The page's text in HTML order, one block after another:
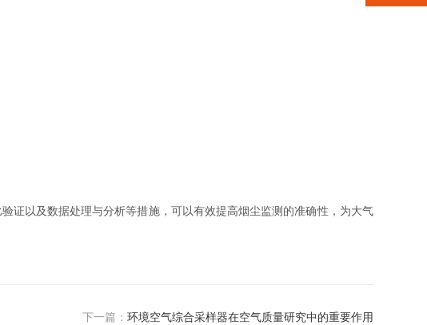
证以及数据处理与分析等措施，可以有效提高烟尘监测的准确性，为大气
下一篇： 环境空气综合采样器在空气质量研究中的重要作用